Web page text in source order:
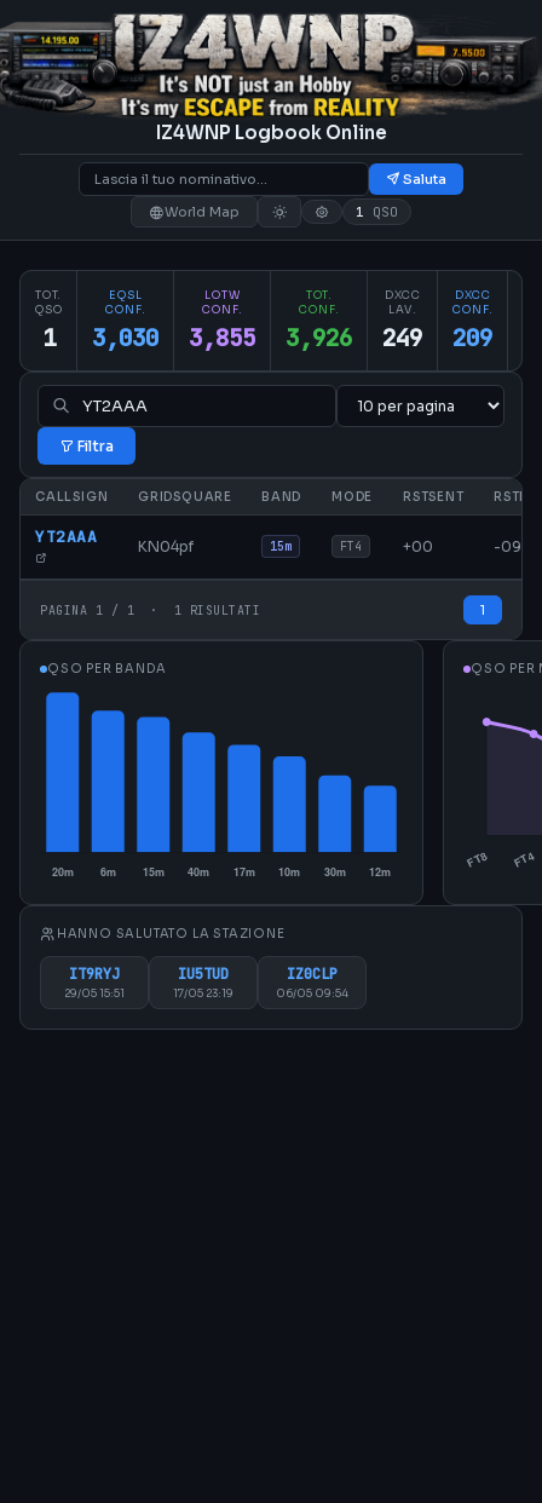
IZ4WNP Logbook Online
Saluta
World Map
1 QSO
TOT.
QSO
1
EQSL
CONF.
3,030
LOTW
CONF.
3,855
TOT.
CONF.
3,926
DXCC
LAV.
249
DXCC
CONF.
209
Filtra
CALLSIGN GRIDSQUARE BAND MODE RSTSENT
YT2AAA KN04pf 15m FT4 +00 -09
PAGINA 1 / 1 · 1 RISULTATI 1
QSO PER BANDA QSO PER
HANNO SALUTATO LA STAZIONE
IT9RYJ
29/05 15:51
IU5TUD
17/05 23:19
IZ0CLP
06/05 09:54